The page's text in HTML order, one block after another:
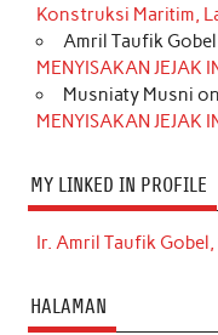
Konstruksi Maritim,
Amril Taufik Gobel
MENYISAKAN JEJAK
Musniaty Musni on
MENYISAKAN JEJAK
MY LINKED IN PROFILE
Ir. Amril Taufik Gobel,
HALAMAN